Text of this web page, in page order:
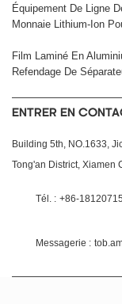
Équipement De Ligne
Monnaie Lithium-Ion
Film Laminé En
Refendage De
ENTRER EN
Building 5th, NO.1633,
Tong'an District, Xiamen
Tél. : +86-
Messagerie :